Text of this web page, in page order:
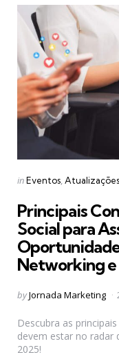
Categories
Posted
inEventos Atualizações
Principais
Social para
Networking e
Posted
byJornada Marketing
Descubra as
devem estar no radar
2025!